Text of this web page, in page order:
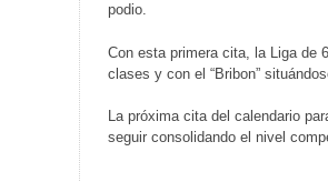
podio.
Con esta primera cita, la Liga de
clases y con el “Bribon”
La próxima cita del calendario
seguir consolidando el nivel